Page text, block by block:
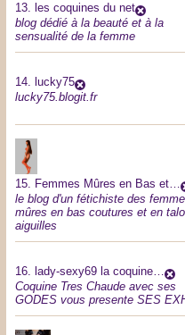
13. les coquines du net
blog dédié à la beauté et à la
sensualité de la femme
14. lucky75
lucky75.blogit.fr
15. Femmes Mûres en Bas et…
le blog d'un fétichiste des
mûres en bas coutures et en
aiguilles
16. lady-sexy69 la coquine…
Coquine Tres Chaude avec ses
GODES vous presente SES